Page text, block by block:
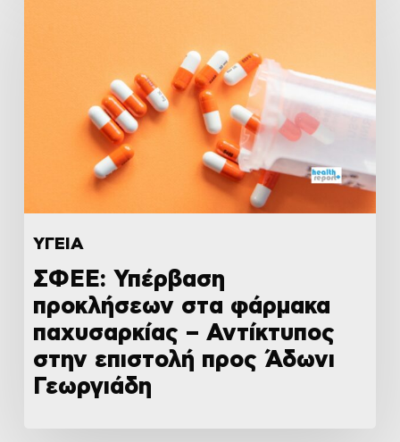
ΥΓΕΙΑ
ΣΦΕΕ: Υπέρβαση
προκλήσεων στα φάρμακα
παχυσαρκίας – Αντίκτυπος
στην επιστολή προς Άδωνι
Γεωργιάδη